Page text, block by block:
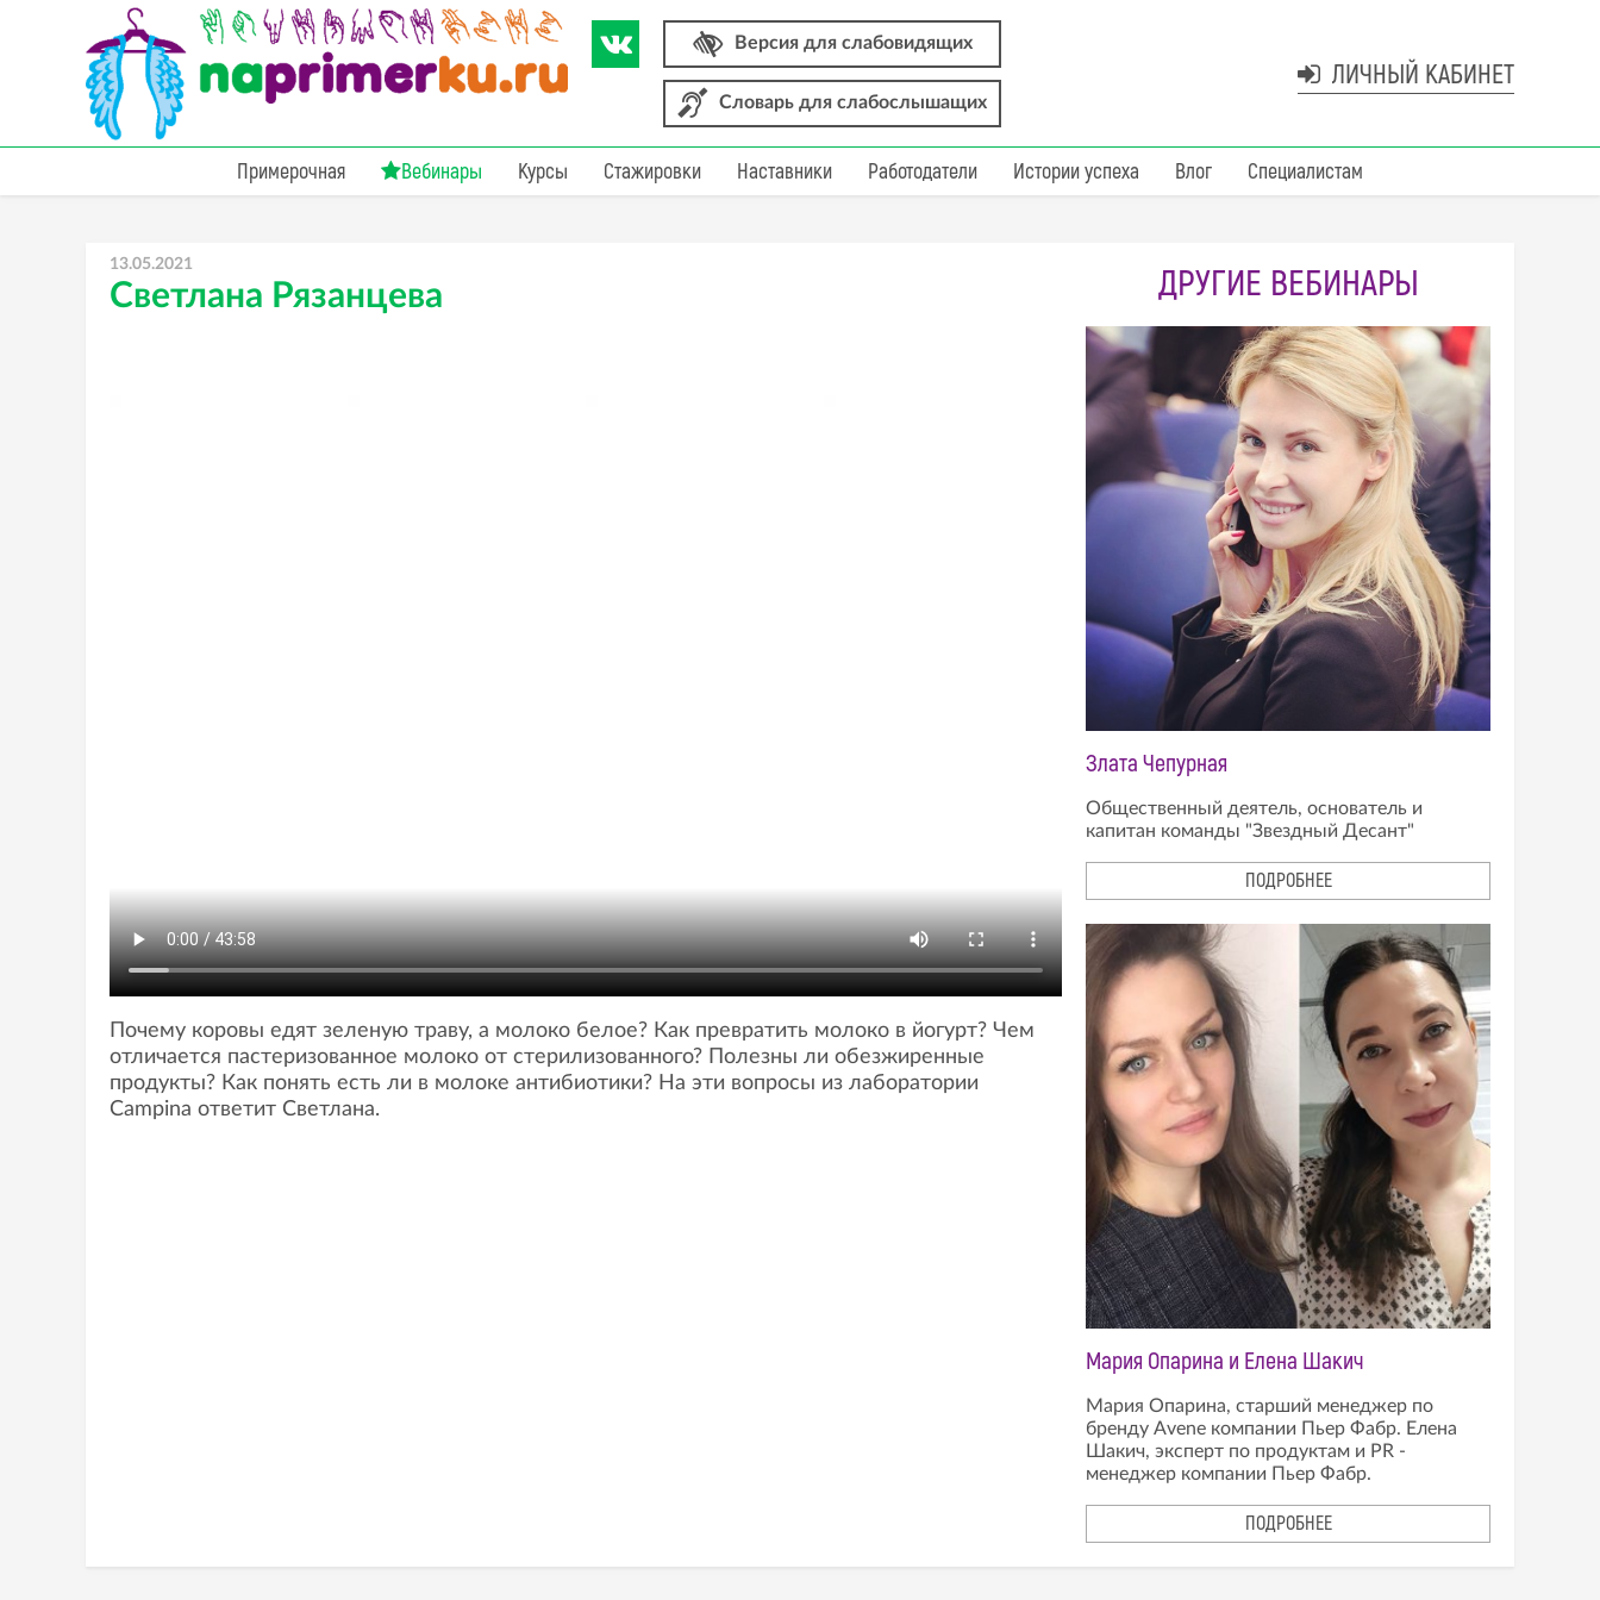
Версия для слабовидящих
Словарь для слабослышащих
ЛИЧНЫЙ КАБИНЕТ
Примерочная Вебинары Курсы Стажировки Наставники Работодатели Истории успеха Влог Специалистам
13.05.2021
Светлана Рязанцева
Почему коровы едят зеленую траву, а молоко белое? Как превратить молоко в йогурт? Чем
отличается пастеризованное молоко от стерилизованного? Полезны ли обезжиренные
продукты? Как понять есть ли в молоке антибиотики? На эти вопросы из лаборатории
Campina ответит Светлана.
ДРУГИЕ ВЕБИНАРЫ
Злата Чепурная
Общественный деятель, основатель и
капитан команды "Звездный Десант"
ПОДРОБНЕЕ
Мария Опарина и Елена Шакич
Мария Опарина, старший менеджер по
бренду Avene компании Пьер Фабр. Елена
Шакич, эксперт по продуктам и PR -
менеджер компании Пьер Фабр.
ПОДРОБНЕЕ